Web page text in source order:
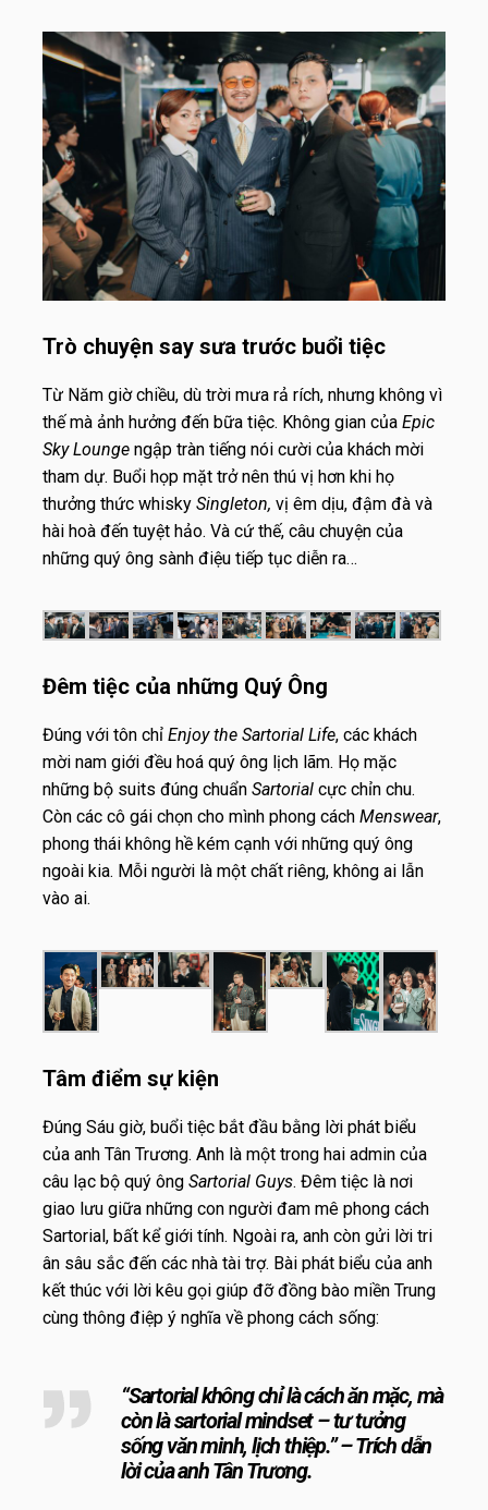
Trò chuyện say sưa trước buổi tiệc
Từ Năm giờ chiều, dù trời mưa rả rích, nhưng không vì
thế mà ảnh hưởng đến bữa tiệc. Không gian của Epic
Sky Lounge ngập tràn tiếng nói cười của khách mời
tham dự. Buổi họp mặt trở nên thú vị hơn khi họ
thưởng thức whisky Singleton, vị êm dịu, đậm đà và
hài hoà đến tuyệt hảo. Và cứ thế, câu chuyện của
những quý ông sành điệu tiếp tục diễn ra…
Đêm tiệc của những Quý Ông
Đúng với tôn chỉ Enjoy the Sartorial Life, các khách
mời nam giới đều hoá quý ông lịch lãm. Họ mặc
những bộ suits đúng chuẩn Sartorial cực chỉn chu.
Còn các cô gái chọn cho mình phong cách Menswear,
phong thái không hề kém cạnh với những quý ông
ngoài kia. Mỗi người là một chất riêng, không ai lẫn
vào ai.
Tâm điểm sự kiện
Đúng Sáu giờ, buổi tiệc bắt đầu bằng lời phát biểu
của anh Tân Trương. Anh là một trong hai admin của
câu lạc bộ quý ông Sartorial Guys. Đêm tiệc là nơi
giao lưu giữa những con người đam mê phong cách
Sartorial, bất kể giới tính. Ngoài ra, anh còn gửi lời tri
ân sâu sắc đến các nhà tài trợ. Bài phát biểu của anh
kết thúc với lời kêu gọi giúp đỡ đồng bào miền Trung
cùng thông điệp ý nghĩa về phong cách sống:
“Sartorial không chỉ là cách ăn mặc, mà
còn là sartorial mindset – tư tưởng
sống văn minh, lịch thiệp.” – Trích dẫn
lời của anh Tân Trương.